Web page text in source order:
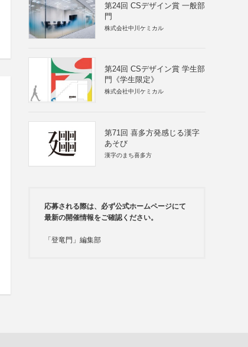
第24回 CSデザイン賞 一般部
門
株式会社中川ケミカル
第24回 CSデザイン賞 学生部
門《学生限定》
株式会社中川ケミカル
第71回 喜多方発感じる漢字
あそび
漢字のまち喜多方
応募される際は、必ず公式ホームページにて
最新の開催情報をご確認ください。
「登竜門」編集部